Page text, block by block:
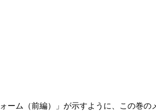
ーム（前編）」が示すように、この巻